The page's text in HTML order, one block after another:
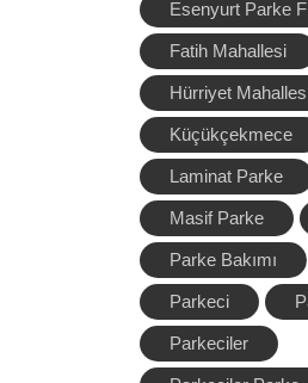
Esenyurt Parke
Fatih Mahallesi
Hürriyet
Küçükçekmece
Laminat Parke
Masif Parke
Parke Bakımı
Parkeci
Parkeciler